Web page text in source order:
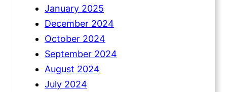
January 2025
December 2024
October 2024
September 2024
August 2024
July 2024